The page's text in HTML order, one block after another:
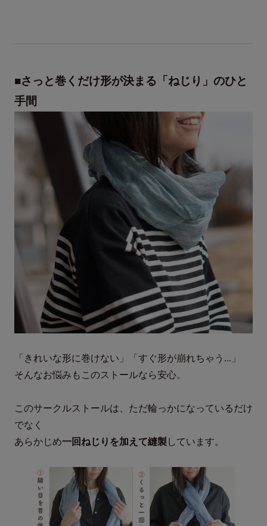
■さっと巻くだけ形が決まる「ねじり」のひと
手間
「きれいな形に巻けない」「すぐ形が崩れちゃう...」
そんなお悩みもこのストールなら安心。
このサークルストールは、ただ輪っかになっているだけ
でなく
あらかじめ一回ねじりを加えて縫製しています。